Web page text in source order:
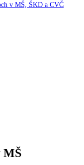
v MŠ, ŠKD a CVČ
MŠ